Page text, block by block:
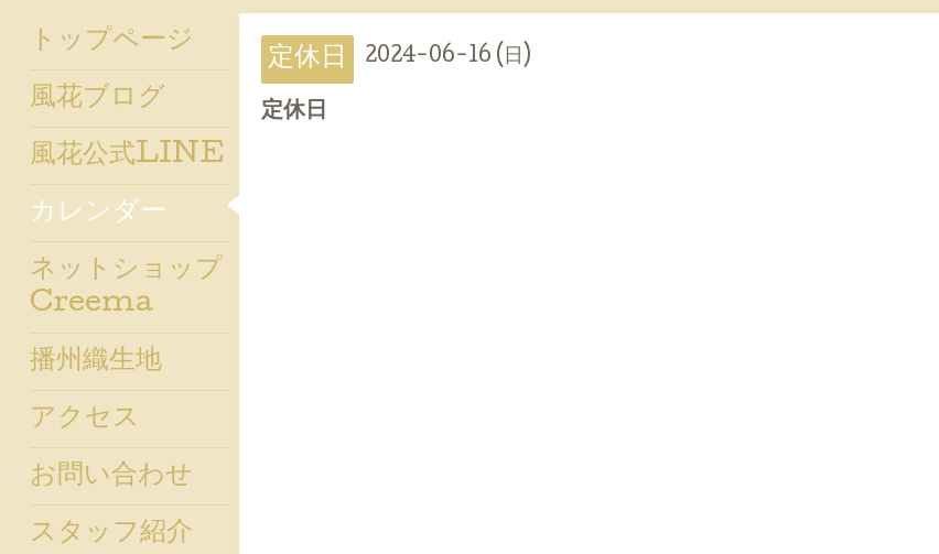
定休日 2024-06-16 (日)
定休日
トップページ
風花ブログ
風花公式LINE
カレンダー
ネットショップ
Creema
播州織生地
アクセス
お問い合わせ
スタッフ紹介